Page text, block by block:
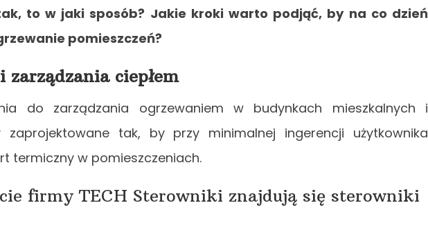
to w jaki sposób? Jakie kroki warto podjąć, by na co dzień
pomieszczeń?
zarządzania ciepłem
do zarządzania ogrzewaniem w budynkach mieszkalnych i
zaprojektowane tak, by przy minimalnej ingerencji użytkownika
termiczny w pomieszczeniach.
firmy TECH Sterowniki znajdują się sterowniki